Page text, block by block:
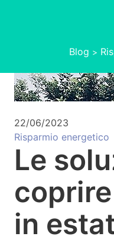
Blog >
22/06/2023
Risparmio energetico
Le
in